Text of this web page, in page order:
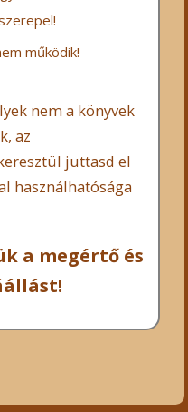
működik!
nem a könyvek
az
juttasd el
használhatósága
a megértő és